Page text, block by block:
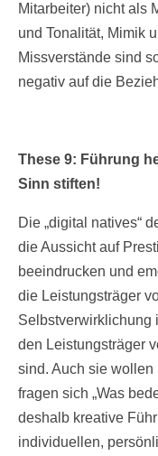
Mitarbeiter) nicht als
und Tonalität, Mimik
Missverstände sind
negativ auf die
These 9: Führung
Sinn stiften!
Die „digital natives“
die Aussicht auf
beeindrucken und
die Leistungsträger
Selbstverwirklichung
den Leistungsträger
sind. Auch sie wollen
fragen sich „Was
deshalb kreative
individuellen,